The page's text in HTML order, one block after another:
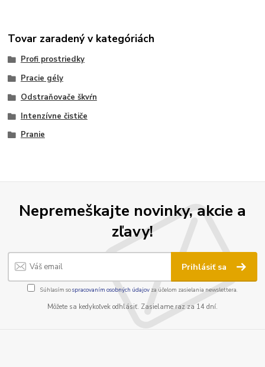
Tovar zaradený v kategóriách
Profi prostriedky
Pracie gély
Odstraňovače škvŕn
Intenzívne čističe
Pranie
Nepremeškajte novinky, akcie a
zľavy!
Prihlásiť sa
Súhlasím sospracovaním osobných údajov za účelom zasielania newslettera.
Môžete sa kedykoľvek odhlásiť. Zasielame raz za 14 dní.